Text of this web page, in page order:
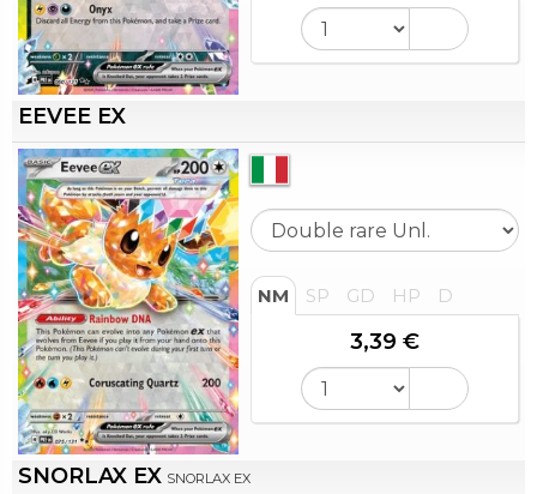
EEVEE EX
NM SP GD HP D
3,39 €
SNORLAX EX SNORLAX EX